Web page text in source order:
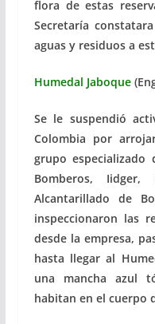
flora de estas
Secretaría
aguas y residuos a
Humedal Jaboque
Se le suspendió
Colombia por
grupo especializado
Bomberos,
Alcantarillado de
inspeccionaron las
desde la empresa,
hasta llegar al
una mancha azul
habitan en el cuerpo